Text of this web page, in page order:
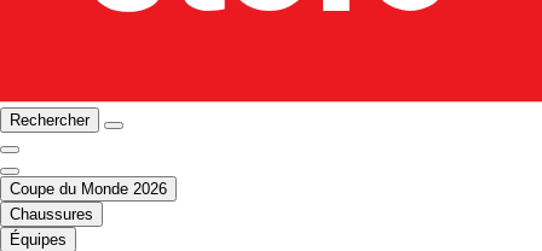
Rechercher
Coupe du Monde 2026
Chaussures
Équipes